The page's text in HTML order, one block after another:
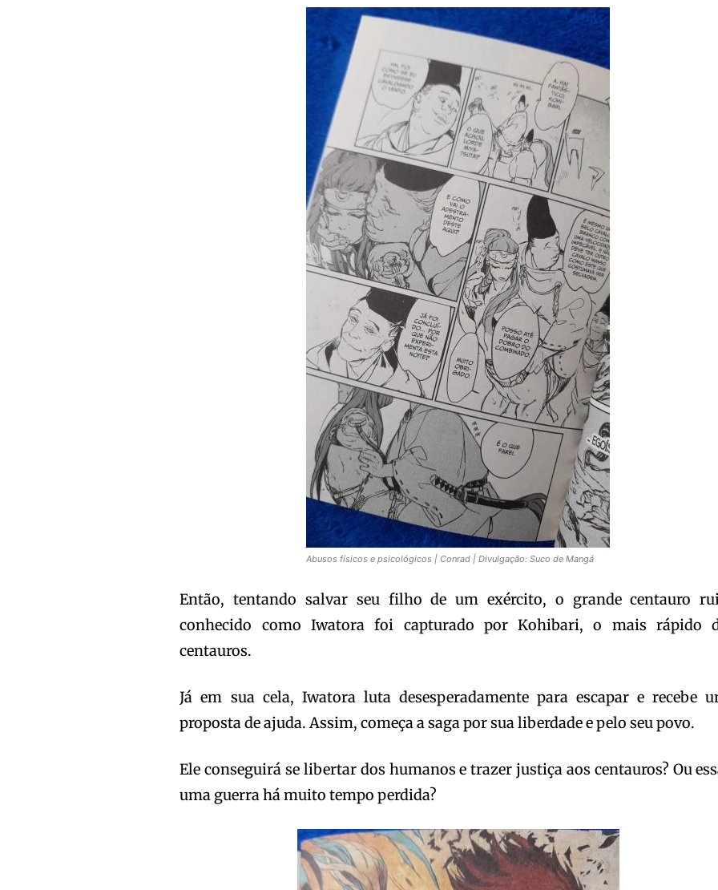
Abusos físicos e psicológicos | Conrad | Divulgação: Suco de Mangá
Então, tentando salvar seu filho de um exército, o grande centauro
conhecido como Iwatora foi capturado por Kohibari, o mais rápido
centauros.
Já em sua cela, Iwatora luta desesperadamente para escapar e recebe
proposta de ajuda. Assim, começa a saga por sua liberdade e pelo seu povo.
Ele conseguirá se libertar dos humanos e trazer justiça aos centauros? Ou
uma guerra há muito tempo perdida?